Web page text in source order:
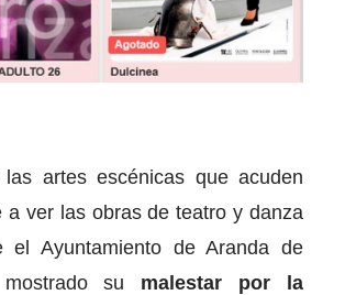
artes escénicas que acuden
a ver las obras de teatro y danza
el Ayuntamiento de Aranda de
su malestar por la